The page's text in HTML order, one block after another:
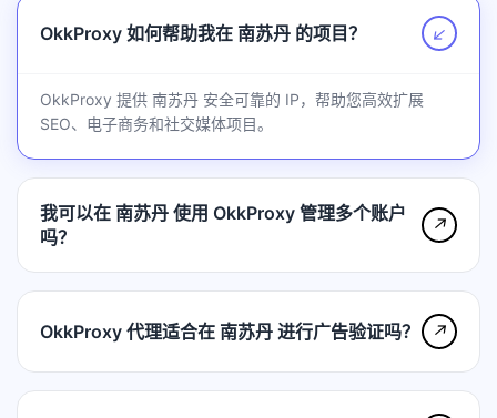
OkkProxy 如何帮助我在 南苏丹 的项目？ ↗
OkkProxy 提供 南苏丹 安全可靠的 IP，帮助您高效扩展
SEO、电子商务和社交媒体项目。
我可以在 南苏丹 使用 OkkProxy 管理多个账户
吗？
↗
OkkProxy 代理适合在 南苏丹 进行广告验证吗？ ↗